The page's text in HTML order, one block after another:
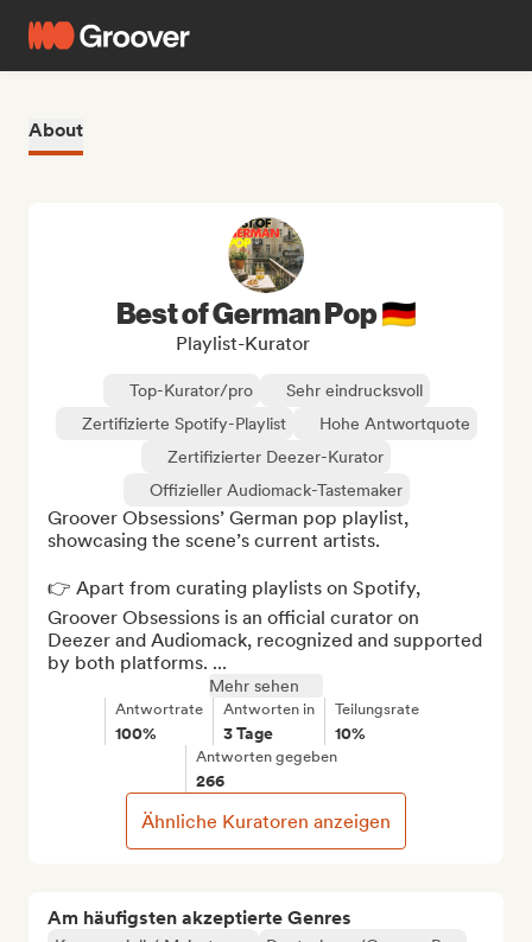
About
Am häufigsten akzeptierte Genres
Best of German Pop 🇩🇪
Playlist-Kurator
Top-Kurator/pro
Sehr eindrucksvoll
Zertifizierte Spotify-Playlist
Hohe Antwortquote
Zertifizierter Deezer-Kurator
Offizieller Audiomack-Tastemaker
Groover Obsessions’ German pop playlist,
showcasing the scene’s current artists.
👉 Apart from curating playlists on Spotify,
Groover Obsessions is an official curator on
Deezer and Audiomack, recognized and supported
by both platforms. ...
Mehr sehen
Antwortrate
100%
Antworten in
3 Tage
Teilungsrate
10%
Antworten gegeben
266
Ähnliche Kuratoren anzeigen